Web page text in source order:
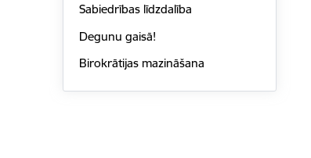
Sabiedrības līdzdalība
Degunu gaisā!
Birokrātijas mazināšana